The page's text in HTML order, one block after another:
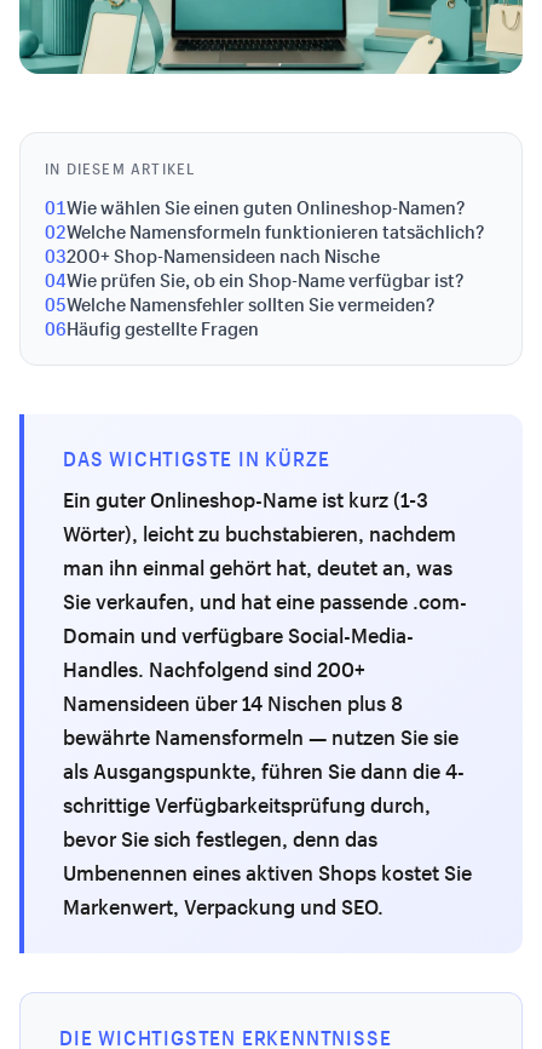
IN DIESEM ARTIKEL
01Wie wählen Sie einen guten Onlineshop-Namen?
02Welche Namensformeln funktionieren tatsächlich?
03200+ Shop-Namensideen nach Nische
04Wie prüfen Sie, ob ein Shop-Name verfügbar ist?
05Welche Namensfehler sollten Sie vermeiden?
06Häufig gestellte Fragen
DAS WICHTIGSTE IN KÜRZE
Ein guter Onlineshop-Name ist kurz (1-3
Wörter), leicht zu buchstabieren, nachdem
man ihn einmal gehört hat, deutet an, was
Sie verkaufen, und hat eine passende .com-
Domain und verfügbare Social-Media-
Handles. Nachfolgend sind 200+
Namensideen über 14 Nischen plus 8
bewährte Namensformeln — nutzen Sie sie
als Ausgangspunkte, führen Sie dann die 4-
schrittige Verfügbarkeitsprüfung durch,
bevor Sie sich festlegen, denn das
Umbenennen eines aktiven Shops kostet Sie
Markenwert, Verpackung und SEO.
DIE WICHTIGSTEN ERKENNTNISSE